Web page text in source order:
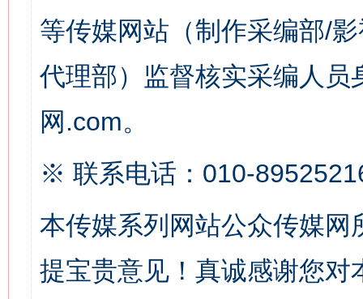
等传媒网站（制作采编部/
代理部）监督核实采编人员
网.com。
※ 联系电话：010-
本传媒系列网站公众传媒
提宝贵意见！真诚感谢您
习近平的博鳌关键词
魏明
“刷贴”乱象丛生